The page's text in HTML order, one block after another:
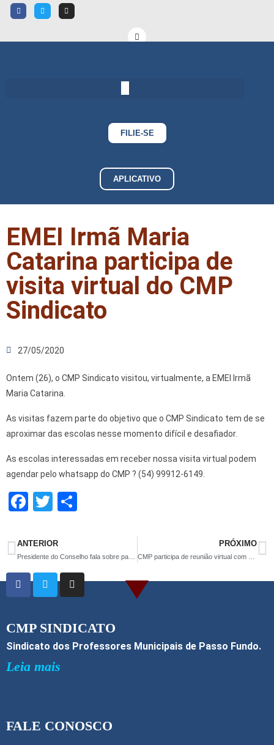
FILIE-SE
APLICATIVO
EMEI Irmã Maria
Catarina participa de
visita virtual do CMP
Sindicato
27/05/2020
Ontem (26), o CMP Sindicato visitou, virtualmente, a EMEI Irmã
Maria Catarina.
As visitas fazem parte do objetivo que o CMP Sindicato tem de se
aproximar das escolas nesse momento difícil e desafiador.
As escolas interessadas em receber nossa visita virtual podem
agendar pelo whatsapp do CMP ? (54) 99912-6149.
F
ce
b
o
o
k
T
tt
er e
ANTERIOR PRÓXIMO
CMP SINDICATO
Sindicato dos Professores Municipais de Passo Fundo.
Leia mais
FALE CONOSCO